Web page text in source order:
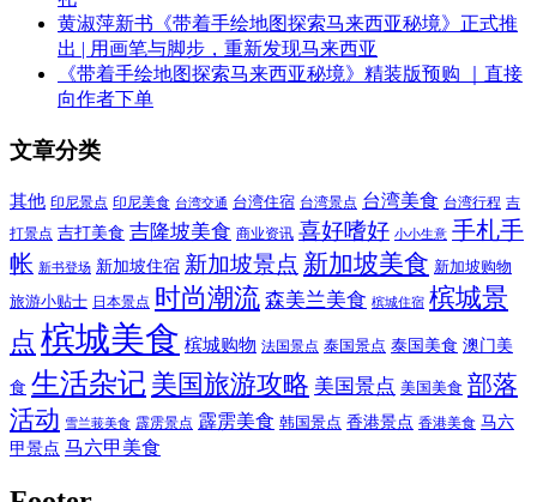
黄淑萍新书《带着手绘地图探索马来西亚秘境》正式推
出 | 用画笔与脚步，重新发现马来西亚
《带着手绘地图探索马来西亚秘境》精装版预购 ｜直接
向作者下单
文章分类
其他 印尼景点 印尼美食 台湾交通 台湾住宿 台湾景点 台湾美食 台湾行程 吉
打景点 吉打美食 吉隆坡美食 商业资讯 喜好嗜好 小小生意 手札手
帐 新书登场 新加坡住宿 新加坡景点 新加坡美食 新加坡购物
旅游小贴士 日本景点 时尚潮流 森美兰美食 槟城住宿 槟城景
点 槟城美食 槟城购物 法国景点 泰国景点 泰国美食 澳门美
食 生活杂记 美国旅游攻略 美国景点 美国美食 部落
活动 雪兰莪美食 霹雳景点 霹雳美食 韩国景点 香港景点 香港美食 马六
甲景点 马六甲美食